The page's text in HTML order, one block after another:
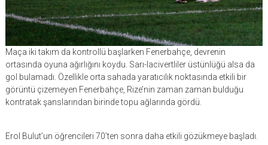
Maça iki takım da kontrollü başlarken Fenerbahçe, devrenin
ortasında oyuna ağırlığını koydu. Sarı-lacivertliler üstünlüğü alsa da
gol bulamadı. Özellikle orta sahada yaratıcılık noktasında etkili bir
görüntü çizemeyen Fenerbahçe, Rize’nin zaman zaman bulduğu
kontratak şanslarından birinde topu ağlarında gördü.
Erol Bulut’un öğrencileri 70’ten sonra daha etkili gözükmeye başladı.